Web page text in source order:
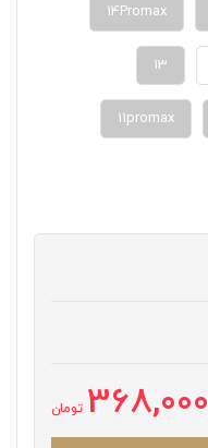
14Promax
13
11promax
368,000 تومان